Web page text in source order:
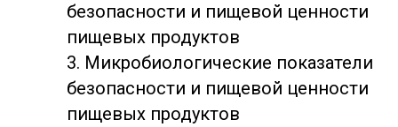
безопасности и пищевой ценности
пищевых продуктов
3. Микробиологические показатели
безопасности и пищевой ценности
пищевых продуктов